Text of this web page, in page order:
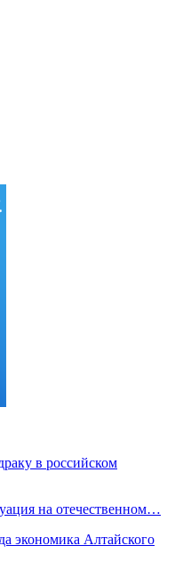
в российском
на отечественном…
экономика Алтайского